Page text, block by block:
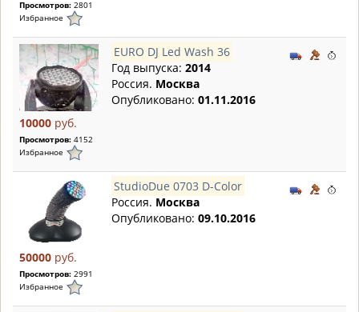
Просмотров: 2801
Избранное
10000 руб.
Просмотров: 4152
Избранное
EURO DJ Led Wash 36
Год выпуска: 2014
Россия. Москва
Опубликовано: 01.11.2016
50000 руб.
Просмотров: 2991
Избранное
StudioDue 0703 D-Color
Россия. Москва
Опубликовано: 09.10.2016